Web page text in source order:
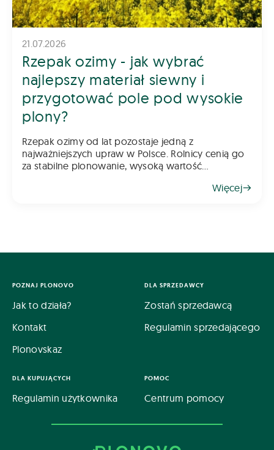
21.07.2026
Rzepak ozimy - jak wybrać
najlepszy materiał siewny i
przygotować pole pod wysokie
plony?
Rzepak ozimy od lat pozostaje jedną z
najważniejszych upraw w Polsce. Rolnicy cenią go
za stabilne plonowanie, wysoką wartość
jako świetnego przedplonu. Aby jednak rzepak
Więcej
POZNAJ PLONOVO
Jak to działa?
Kontakt
Plonovskaz
DLA SPRZEDAWCY
Zostań sprzedawcą
Regulamin sprzedającego
DLA KUPUJĄCYCH
Regulamin użytkownika
POMOC
Centrum pomocy